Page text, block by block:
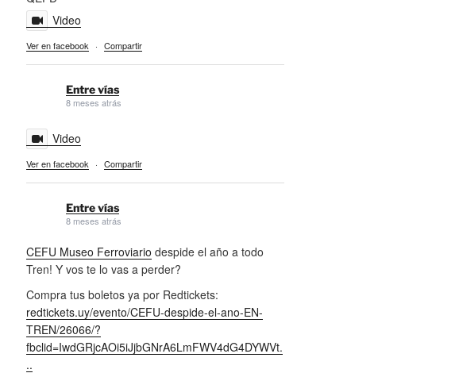
Video
Ver en facebook · Compartir
Entre vías
8 meses atrás
Video
Ver en facebook · Compartir
Entre vías
8 meses atrás
CEFU Museo Ferroviario despide el año a todo
Tren! Y vos te lo vas a perder?
Compra tus boletos ya por Redtickets:
redtickets.uy/evento/CEFU-despide-el-ano-EN-
TREN/26066/?
fbclid=IwdGRjcAOi5iJjbGNrA6LmFWV4dG4DYWVt.
..